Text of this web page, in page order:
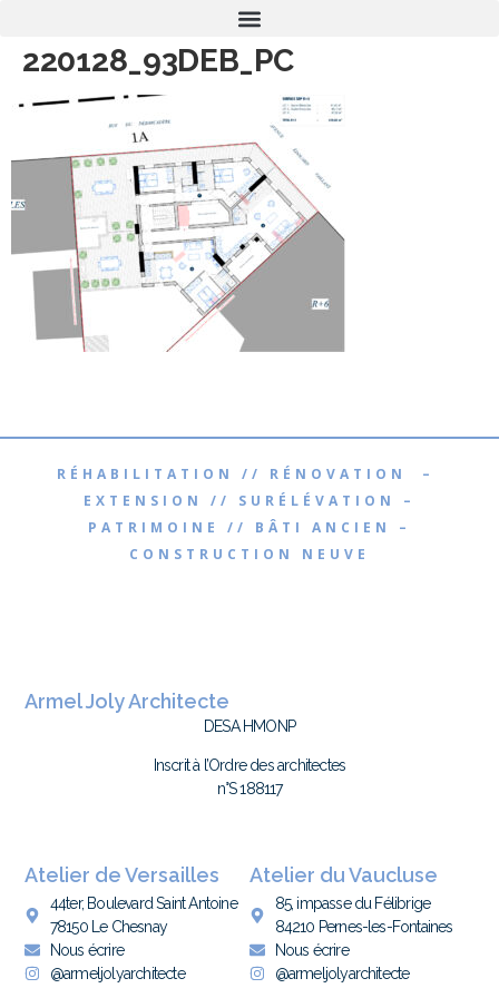
220128_93DEB_PC
RÉHABILITATION // RÉNOVATION –
EXTENSION // SURÉLÉVATION –
PATRIMOINE // BÂTI ANCIEN –
CONSTRUCTION NEUVE
Armel Joly Architecte
DESA HMONP
Inscrit à l’Ordre des architectes
n°S 188117
Atelier de Versailles
44ter, Boulevard Saint Antoine
78150 Le Chesnay
Nous écrire
@armeljolyarchitecte
Atelier du Vaucluse
85, impasse du Félibrige
84210 Pernes-les-Fontaines
Nous écrire
@armeljolyarchitecte